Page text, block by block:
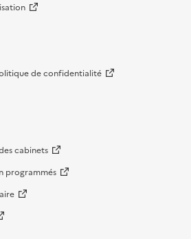
de confidentialité
cabinets
programmés